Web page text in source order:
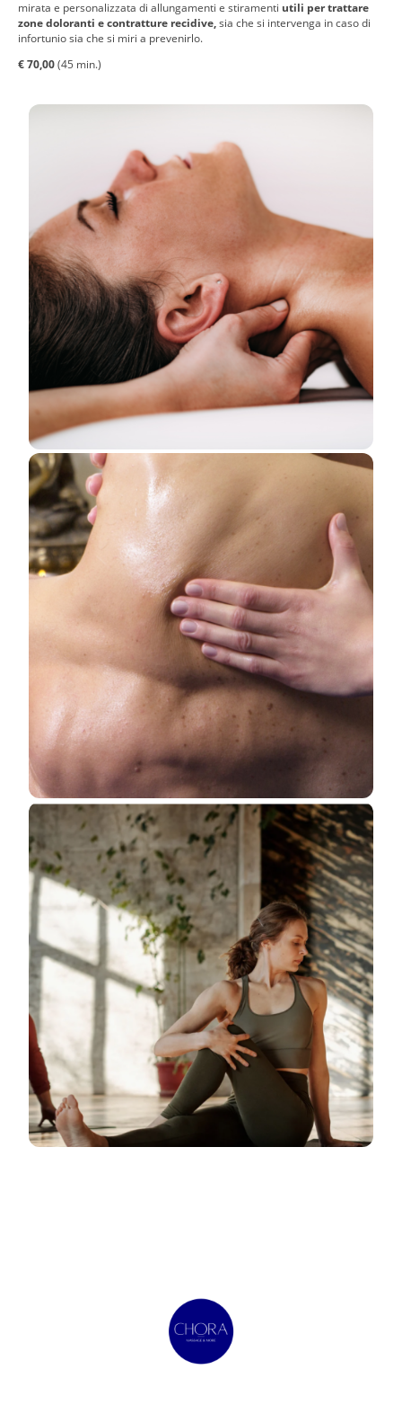
mirata e personalizzata di allungamenti e stiramenti utili per trattare
zone doloranti e contratture recidive,sia che si intervenga in caso di
infortunio sia che si miri a prevenirlo.
€ 70,00(45 min.)